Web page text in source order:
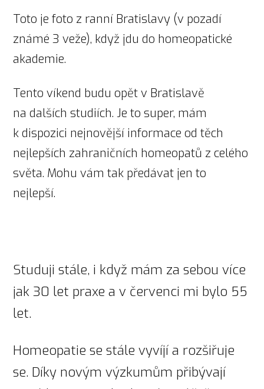
Toto je foto z ranní Bratislavy (v pozadí
známé 3 veže), když jdu do homeopatické
akademie.
Tento víkend budu opět v Bratislavě
na dalších studiích. Je to super, mám
k dispozici nejnovější informace od těch
nejlepších zahraničních homeopatů z celého
světa. Mohu vám tak předávat jen to
nejlepší.
Studuji stále, i když mám za sebou více
jak 30 let praxe a v červenci mi bylo 55
let.
Homeopatie se stále vyvíjí a rozšiřuje
se. Díky novým výzkumům přibývají